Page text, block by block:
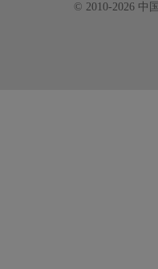
© 2010-2026 中